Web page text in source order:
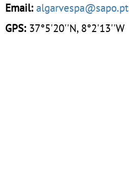
Email: algarvespa@sapo.pt
GPS:37°5'20''N, 8°2'13''W